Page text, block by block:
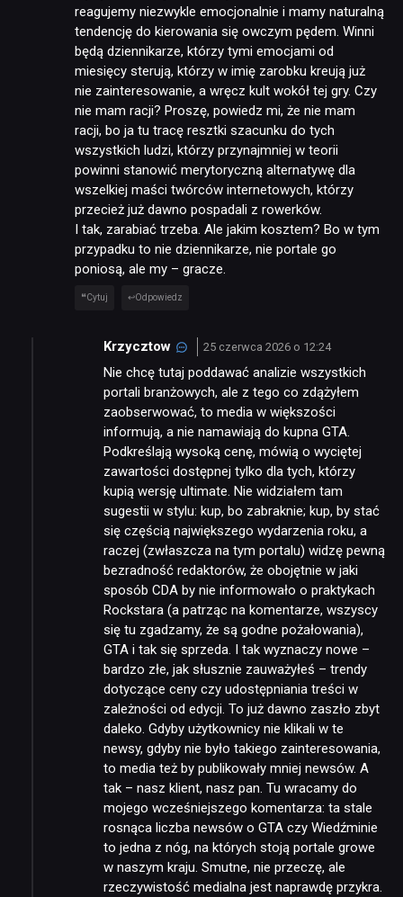
reagujemy niezwykle emocjonalnie i mamy naturalną
tendencję do kierowania się owczym pędem. Winni
będą dziennikarze, którzy tymi emocjami od
miesięcy sterują, którzy w imię zarobku kreują już
nie zainteresowanie, a wręcz kult wokół tej gry. Czy
nie mam racji? Proszę, powiedz mi, że nie mam
racji, bo ja tu tracę resztki szacunku do tych
wszystkich ludzi, którzy przynajmniej w teorii
powinni stanowić merytoryczną alternatywę dla
wszelkiej maści twórców internetowych, którzy
przecież już dawno pospadali z rowerków.
I tak, zarabiać trzeba. Ale jakim kosztem? Bo w tym
przypadku to nie dziennikarze, nie portale go
poniosą, ale my – gracze.
Cytuj Odpowiedz
Krzycztow 25 czerwca 2026 o 12:24
Nie chcę tutaj poddawać analizie wszystkich
portali branżowych, ale z tego co zdążyłem
zaobserwować, to media w większości
informują, a nie namawiają do kupna GTA.
Podkreślają wysoką cenę, mówią o wyciętej
zawartości dostępnej tylko dla tych, którzy
kupią wersję ultimate. Nie widziałem tam
sugestii w stylu: kup, bo zabraknie; kup, by stać
się częścią największego wydarzenia roku, a
raczej (zwłaszcza na tym portalu) widzę pewną
bezradność redaktorów, że obojętnie w jaki
sposób CDA by nie informowało o praktykach
Rockstara (a patrząc na komentarze, wszyscy
się tu zgadzamy, że są godne pożałowania),
GTA i tak się sprzeda. I tak wyznaczy nowe –
bardzo złe, jak słusznie zauważyłeś – trendy
dotyczące ceny czy udostępniania treści w
zależności od edycji. To już dawno zaszło zbyt
daleko. Gdyby użytkownicy nie klikali w te
newsy, gdyby nie było takiego zainteresowania,
to media też by publikowały mniej newsów. A
tak – nasz klient, nasz pan. Tu wracamy do
mojego wcześniejszego komentarza: ta stale
rosnąca liczba newsów o GTA czy Wiedźminie
to jedna z nóg, na których stoją portale growe
w naszym kraju. Smutne, nie przeczę, ale
rzeczywistość medialna jest naprawdę przykra.